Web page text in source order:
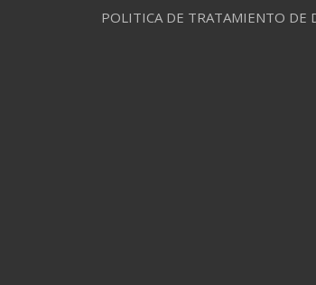
POLITICA DE TRATAMIENTO DE